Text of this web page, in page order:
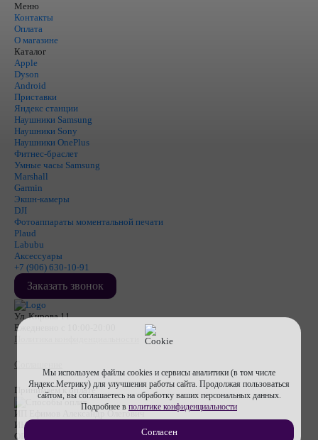
Меню
Контакты
Оплата
О магазине
Каталог
Apple
Dyson
Android
Приставки
Яндекс станции
Наушники Samsung
Наушники Sony
Наушники OnePlus
Фитнес-браслет
Умные часы Samsung
Marshall
Garmin
Экшн-камеры
DJI
Фотоаппараты моментальной печати
Plaud
Labubu
Аксессуары
+7 (906) 630-10-91
Заказать звонок
Ул. Кирова 11
Ежедневно с 10:00-20:00
Политика конфиденциальности
Соглашение
Принимаем к оплате
ИП Ефимов Александр Олегович
ИНН
ОГРНИП
Мы используем файлы cookies и сервисы аналитики (в том числе
Яндекс.Метрику) для улучшения работы сайта. Продолжая пользоваться
сайтом, вы соглашаетесь на обработку ваших персональных данных.
Подробнее в политике конфиденциальности
Согласен